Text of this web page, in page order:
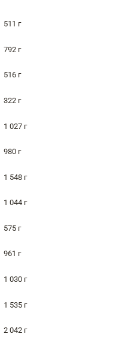
511 г
792 г
516 г
322 г
1 027 г
980 г
1 548 г
1 044 г
575 г
961 г
1 030 г
1 535 г
2 042 г